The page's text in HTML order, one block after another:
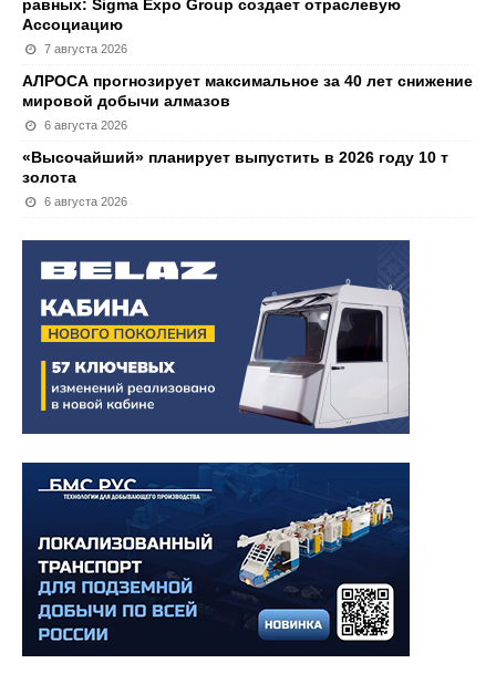
равных: Sigma Expo Group создает отраслевую
Ассоциацию
7 августа 2026
АЛРОСА прогнозирует максимальное за 40 лет снижение
мировой добычи алмазов
6 августа 2026
«Высочайший» планирует выпустить в 2026 году 10 т
золота
6 августа 2026